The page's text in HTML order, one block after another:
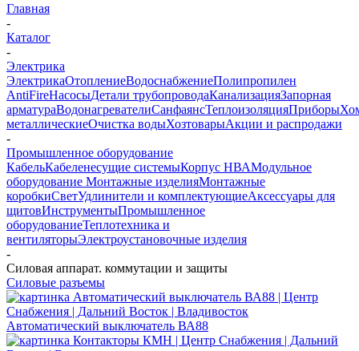
Главная
-
Каталог
-
Электрика
ЭлектрикаОтоплениеВодоснабжениеПолипропилен
AntiFireНасосыДетали трубопроводаКанализацияЗапорная
арматураВодонагревателиСанфаянсТеплоизоляцияПриборы
металлическиеОчистка водыХозтоварыАкции и распродажи
-
Промышленное оборудование
КабельКабеленесущие системыКорпус НВАМодульное
оборудование Монтажные изделияМонтажные
коробкиСветУдлинители и комплектующиеАксессуары для
щитовИнструментыПромышленное
оборудованиеТеплотехника и
вентиляторыЭлектроустановочные изделия
-
Силовая аппарат. коммутации и защиты
Силовые разъемы
Автоматический выключатель ВА88